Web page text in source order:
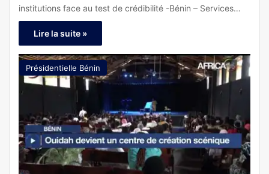
institutions face au test de crédibilité -Bénin – Services…
Lire la suite »
Présidentielle Bénin